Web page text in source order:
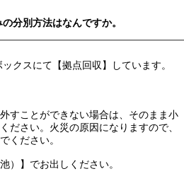
分別方法はなんですか。
クスにて【拠点回収】しています。
すことができない場合は、そのまま小
ださい。火災の原因になりますので、
ください。
）】でお出しください。